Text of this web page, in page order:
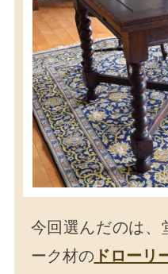
今回選んだのは、
ーク材の ドローリ